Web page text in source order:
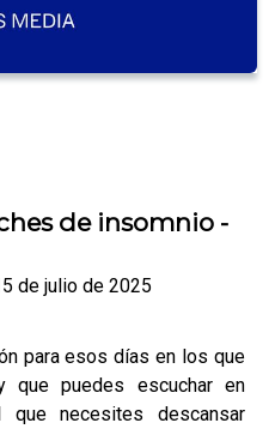
de insomnio -
de julio de 2025
para esos días en los que
que puedes escuchar en
necesites descansar